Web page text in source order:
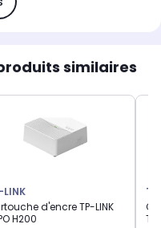
similaires
LINK
d'encre TP-LINK
H200